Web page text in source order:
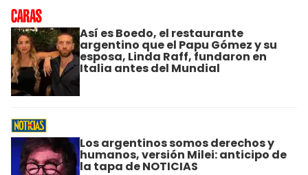
Así es Boedo, el restaurante
argentino que el Papu Gómez y su
esposa, Linda Raff, fundaron en
Italia antes del Mundial
Los argentinos somos derechos y
humanos, versión Milei: anticipo de
la tapa de NOTICIAS